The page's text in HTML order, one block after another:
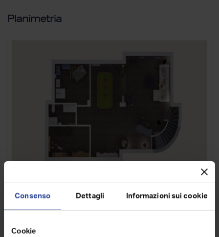
Consenso Dettagli Informazioni sui cookie
Cookie
Planimetria